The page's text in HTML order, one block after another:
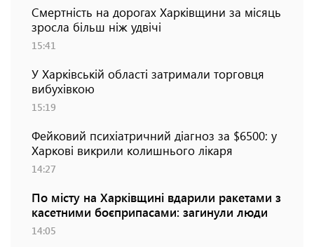
Смертність на дорогах Харківщини за місяць
зросла більш ніж удвічі
15:41
У Харківській області затримали торговця
вибухівкою
15:19
Фейковий психіатричний діагноз за $6500: у
Харкові викрили колишнього лікаря
14:27
По місту на Харківщині вдарили ракетами з
касетними боєприпасами: загинули люди
14:05